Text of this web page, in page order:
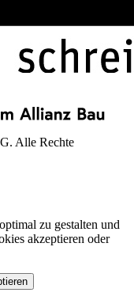
Alle Rechte
zu gestalten und
akzeptieren oder